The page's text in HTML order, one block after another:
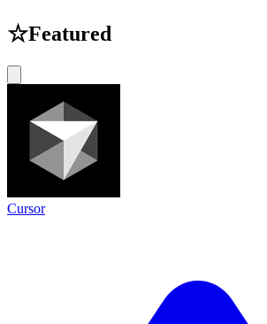
☆Featured
Cursor